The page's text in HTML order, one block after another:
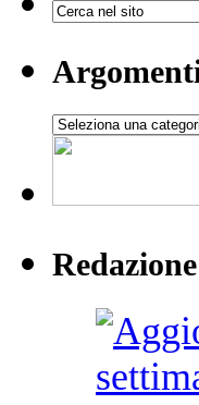
Argomenti
Redazione